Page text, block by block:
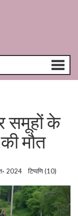
समूहों के
मौत
2024 टिप्पणि (10)